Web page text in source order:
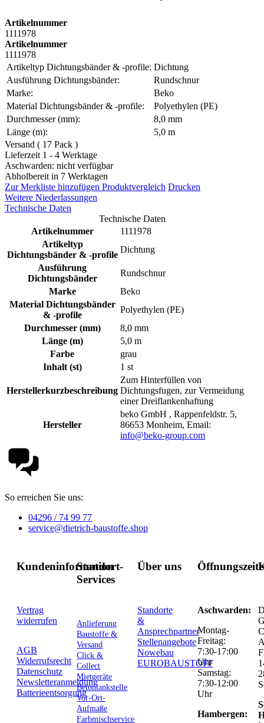
Artikelnummer
1111978
Artikelnummer
1111978
Artikeltyp Dichtungsbänder & -profile: Dichtung
Ausführung Dichtungsbänder:
Rundschnur
Marke:
Beko
Material Dichtungsbänder & -profile:
Polyethylen (PE)
Durchmesser (mm):
8,0 mm
Länge (m):
5,0 m
Versand ( 17 Pack )
Lieferzeit 1 - 4 Werktage
Aschwarden: nicht verfügbar
Abholbereit in 7 Werktagen
Zur Merkliste hinzufügen Produktvergleich Drucken
Weitere Niederlassungen
Technische Daten
Technische Daten
Artikelnummer
1111978
Artikeltyp
Dichtungsbänder & -profile
Dichtung
Ausführung
Dichtungsbänder
Rundschnur
Marke
Beko
Material Dichtungsbänder
& -profile
Polyethylen (PE)
Durchmesser (mm)
8,0 mm
Länge (m)
5,0 m
Farbe
grau
Inhalt (st)
1 st
Herstellerkurzbeschreibung
Zum Hinterfüllen von
Dichtungsfugen, zur Vermeidung
einer Dreiflankenhaftung
Hersteller
beko GmbH , Rappenfeldstr. 5,
86653 Monheim, Email:
info@beko-group.com
So erreichen Sie uns:
04296 / 74 99 77
service@dietrich-baustoffe.shop
Kundeninformation
Vertrag
widerrufen
AGB
Widerrufsrecht
Datenschutz
Newsletteranmeldung
Batterieentsorgung
Standort-
Services
Anlieferung
Baustoffe &
Versand
Click &
Collect
Mietgeräte
Betontankstelle
Vor-Ort-
Aufmaße
Farbmischservice
Über uns
Standorte
&
Ansprechpartner
Stellenangebote
Nowebau
EUROBAUSTOFF
Aschwarden:
Montag-
Freitag:
7:30-17:00
Uhr
Samstag:
7:30-12:00
Uhr
Hambergen: